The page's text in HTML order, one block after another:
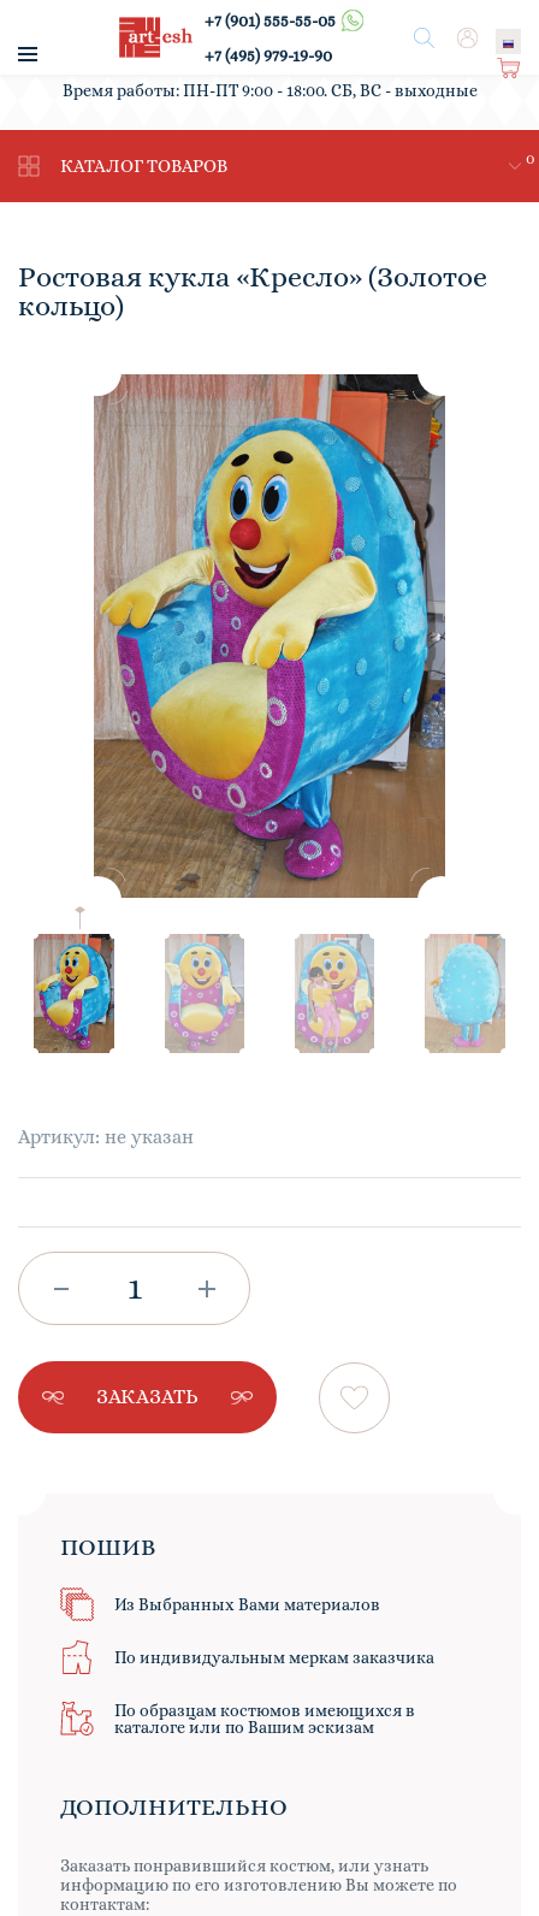
Поиск
+7 (901) 555-55-05
+7 (495) 979-19-90
Ко
ин
а
0
Вход
/
Время работы: ПН-ПТ 9:00 - 18:00. СБ, ВС - выходные
КАТАЛОГ ТОВАРОВ
Ростовая кукла «Кресло» (Золотое
кольцо)
Артикул: не указан
ЗАКАЗАТЬ
ПОШИВ
Из Выбранных Вами материалов
По индивидуальным меркам заказчика
По образцам костюмов имеющихся в
каталоге или по Вашим эскизам
ДОПОЛНИТЕЛЬНО
Заказать понравившийся костюм, или узнать
информацию по его изготовлению Вы можете по
контактам: